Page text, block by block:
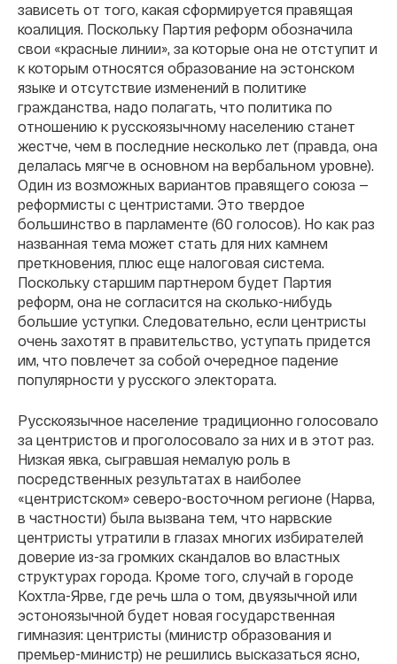
зависеть от того, какая сформируется правящая
коалиция. Поскольку Партия реформ обозначила
свои «красные линии», за которые она не отступит и
к которым относятся образование на эстонском
языке и отсутствие изменений в политике
гражданства, надо полагать, что политика по
отношению к русскоязычному населению станет
жестче, чем в последние несколько лет (правда, она
делалась мягче в основном на вербальном уровне).
Один из возможных вариантов правящего союза —
реформисты с центристами. Это твердое
большинство в парламенте (60 голосов). Но как раз
названная тема может стать для них камнем
преткновения, плюс еще налоговая система.
Поскольку старшим партнером будет Партия
реформ, она не согласится на сколько-нибудь
большие уступки. Следовательно, если центристы
очень захотят в правительство, уступать придется
им, что повлечет за собой очередное падение
популярности у русского электората.
Русскоязычное население традиционно голосовало
за центристов и проголосовало за них и в этот раз.
Низкая явка, сыгравшая немалую роль в
посредственных результатах в наиболее
«центристском» северо-восточном регионе (Нарва,
в частности) была вызвана тем, что нарвские
центристы утратили в глазах многих избирателей
доверие из-за громких скандалов во властных
структурах города. Кроме того, случай в городе
Кохтла-Ярве, где речь шла о том, двуязычной или
эстоноязычной будет новая государственная
гимназия: центристы (министр образования и
премьер-министр) не решились высказаться ясно,